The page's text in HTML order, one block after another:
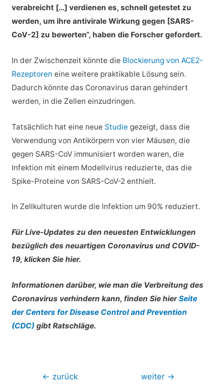
verabreicht […] verdienen es, schnell getestet zu
werden, um ihre antivirale Wirkung gegen [SARS-
CoV-2] zu bewerten“, haben die Forscher gefordert.
In der Zwischenzeit könnte die Blockierung von ACE2-
Rezeptoren eine weitere praktikable Lösung sein.
Dadurch könnte das Coronavirus daran gehindert
werden, in die Zellen einzudringen.
Tatsächlich hat eine neue Studiegezeigt, dass die
Verwendung von Antikörpern von vier Mäusen, die
gegen SARS-CoV immunisiert worden waren, die
Infektion mit einem Modellvirus reduzierte, das die
Spike-Proteine von SARS-CoV-2 enthielt.
In Zellkulturen wurde die Infektion um 90% reduziert.
Für Live-Updates zu den neuesten Entwicklungen
bezüglich des neuartigen Coronavirus und COVID-
19, klicken Sie hier.
Informationen darüber, wie man die Verbreitung des
Coronavirus verhindern kann, finden Sie hierSeite
der Centers for Disease Control and Prevention
(CDC)gibt Ratschläge.
Beitragsnavigation
← zurück weiter →